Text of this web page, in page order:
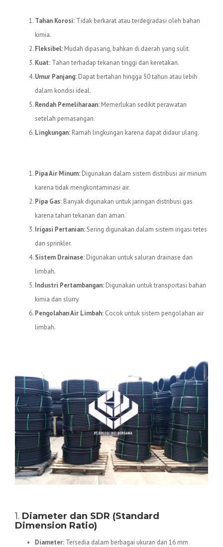
Tahan Korosi: Tidak berkarat atau terdegradasi oleh bahan
kimia.
Fleksibel: Mudah dipasang, bahkan di daerah yang sulit.
Kuat: Tahan terhadap tekanan tinggi dan keretakan.
Umur Panjang: Dapat bertahan hingga 50 tahun atau lebih
dalam kondisi ideal.
Rendah Pemeliharaan: Memerlukan sedikit perawatan
setelah pemasangan.
Lingkungan: Ramah lingkungan karena dapat didaur ulang.
Pipa Air Minum: Digunakan dalam sistem distribusi air minum
karena tidak mengkontaminasi air.
Pipa Gas: Banyak digunakan untuk jaringan distribusi gas
karena tahan tekanan dan aman.
Irigasi Pertanian:Sering digunakan dalam sistem irigasi tetes
dan sprinkler.
Sistem Drainase: Digunakan untuk saluran drainase dan
limbah.
Industri Pertambangan: Digunakan untuk transportasi bahan
kimia dan slurry.
Pengolahan Air Limbah: Cocok untuk sistem pengolahan air
limbah.
1. Diameter dan SDR (Standard
Dimension Ratio)
Diameter: Tersedia dalam berbagai ukuran dari 16 mm